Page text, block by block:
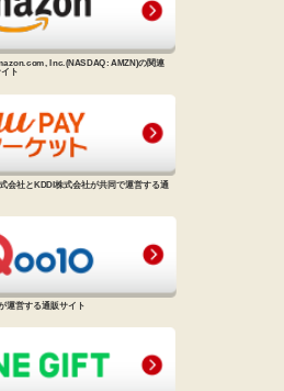
Inc.(NASDAQ: AMZN)の関連
ト
会社と KDDI株式会社が共同で運営する通
運営する通販サイト